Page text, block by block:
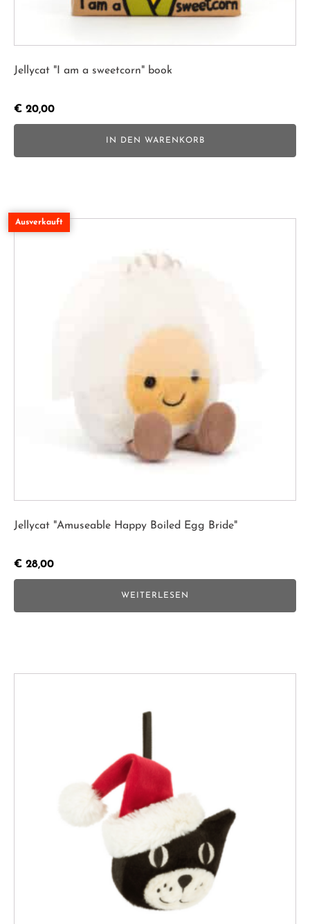
Jellycat "I am a sweetcorn" book
€ 20,00
IN DEN WARENKORB
Jellycat "Amuseable Happy Boiled Egg Bride"
€ 28,00
WEITERLESEN